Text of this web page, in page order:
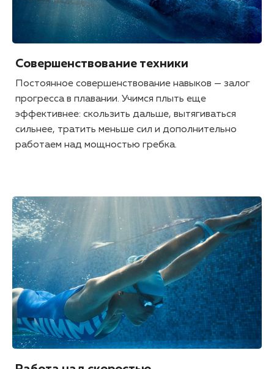
Совершенствование техники
Постоянное совершенствование навыков — залог
прогресса в плавании. Учимся плыть еще
эффективнее: скользить дальше, вытягиваться
сильнее, тратить меньше сил и дополнительно
работаем над мощностью гребка.